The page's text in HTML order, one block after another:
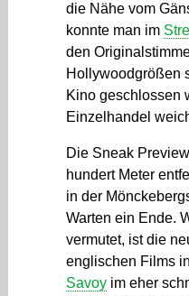
die Nähe vom
konnte man im
den
Hollywoodgrößen
Kino geschlossen
Einzelhandel
Die Sneak
hundert Meter
in der
Warten ein Ende.
vermutet, ist die
englischen Films
Savoyim eher